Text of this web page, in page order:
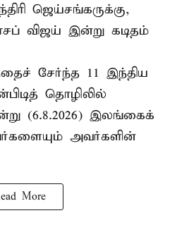
ஜெய்சங்கருக்கு,
விஜய் இன்று கடிதம்
சேர்ந்த 11 இந்திய
தொழிலில்
(6.8.2026) இலங்கைக்
அவர்களின்
More